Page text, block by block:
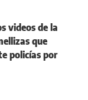
videos de la
que
policías por